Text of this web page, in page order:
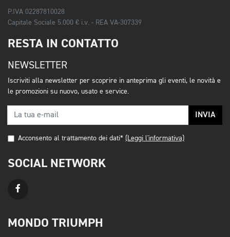
P.IVA 02287810028
Capitale Sociale 5.000 € i.v. - REA VA-307339
RESTA IN CONTATTO
NEWSLETTER
Iscriviti alla newsletter per scoprire in anteprima gli eventi, le novità e
le promozioni su nuovo, usato e service.
INVIA
Acconsento al trattamento dei dati* (Leggi l'informativa)
SOCIAL NETWORK
MONDO TRIUMPH